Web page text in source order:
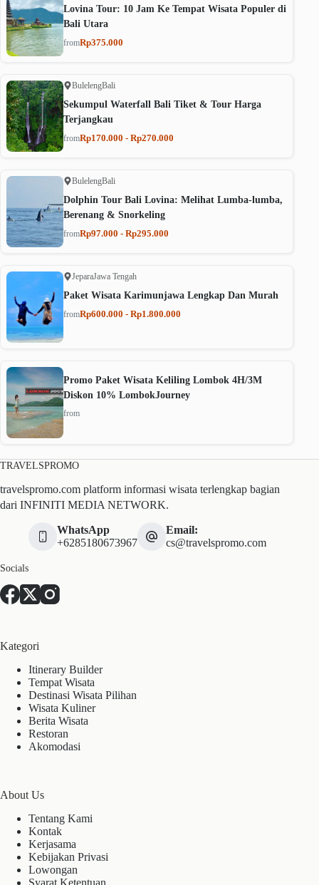
Lovina Tour: 10 Jam Ke Tempat Wisata Populer di
Bali Utara
fromRp375.000
BulelengBali
Sekumpul Waterfall Bali Tiket & Tour Harga
Terjangkau
fromRp170.000 - Rp270.000
BulelengBali
Dolphin Tour Bali Lovina: Melihat Lumba-lumba,
Berenang & Snorkeling
fromRp97.000 - Rp295.000
JeparaJawa Tengah
Paket Wisata Karimunjawa Lengkap Dan Murah
fromRp600.000 - Rp1.800.000
Promo Paket Wisata Keliling Lombok 4H/3M
Diskon 10% LombokJourney
from
TRAVELSPROMO
travelspromo.com platform informasi wisata terlengkap bagian
dari INFINITI MEDIA NETWORK.
WhatsApp
+6285180673967
Email:
cs@travelspromo.com
Socials
Kategori
Itinerary Builder
Tempat Wisata
Destinasi Wisata Pilihan
Wisata Kuliner
Berita Wisata
Restoran
Akomodasi
About Us
Tentang Kami
Kontak
Kerjasama
Kebijakan Privasi
Lowongan
Syarat Ketentuan